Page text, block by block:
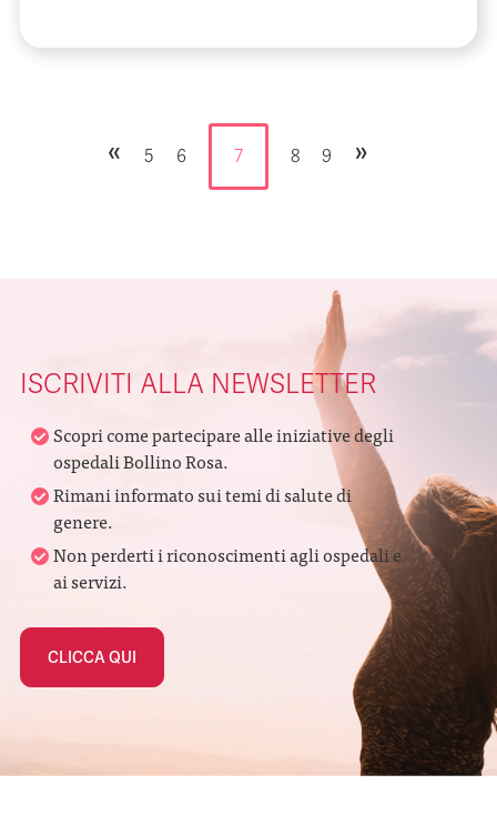
« 5 6 7 8 9 »
ISCRIVITI ALLA NEWSLETTER
Scopri come partecipare alle iniziative degli
ospedali Bollino Rosa.
Rimani informato sui temi di salute di
genere.
Non perderti i riconoscimenti agli ospedali e
ai servizi.
CLICCA QUI